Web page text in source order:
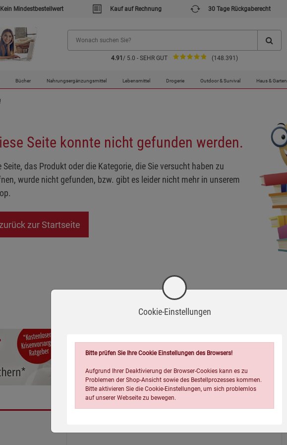
Kein Mindestbestellwert Kauf auf Rechnung 30 Tage Rückgaberecht
4.91 / 5.0 - SEHR GUT (148.391)
Bücher Nahrungsergänzungsmittel Lebensmittel Drogerie Outdoor & Survival Haus & Garten
Seite konnte nicht gefunden werden.
Seite, das Produkt oder die Kategorie, die Sie versucht haben zu
wurde nicht gefunden, bzw. gibt es leider nicht mehr in unserem
zurück zur Startseite
Cookie-Einstellungen
Bitte prüfen Sie Ihre Cookie Einstellungen des Browsers!
Aufgrund Ihrer Deaktivierung der Browser-Cookies kann es zu
Problemen der Shop-Ansicht sowie des Bestellprozesses kommen.
Bitte aktivieren Sie die Cookie-Einstellungen, um sich problemlos
auf unserer Webseite zu bewegen.